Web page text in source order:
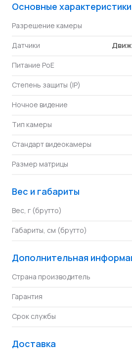
Основные характеристики
Разрешение камеры
Датчики
Питание PoE
Степень защиты (IP)
Ночное видение
Тип камеры
Стандарт видеокамеры
Размер матрицы
Вес и габариты
Вес, г (брутто)
Габариты, см (брутто)
Дополнительная
Страна производитель
Гарантия
Срок службы
Доставка